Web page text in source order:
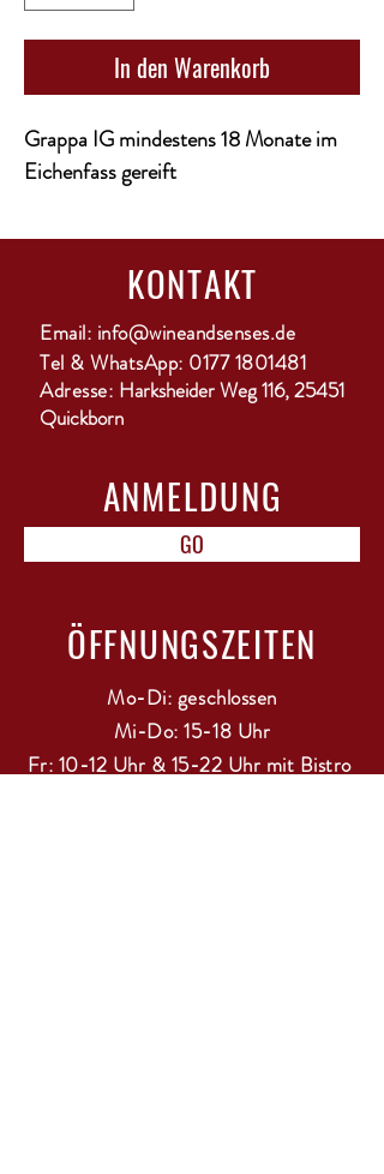
In den Warenkorb
Grappa IG mindestens 18 Monate im
Eichenfass gereift
KONTAKT
Email: info@wineandsenses.de
Tel & WhatsApp: 0177 1801481
Adresse: Harksheider Weg 116, 25451
Quickborn
ANMELDUNG
GO
ÖFFNUNGSZEITEN
Mo-Di: geschlossen
Mi-Do: 15-18 Uhr
Fr: 10-12 Uhr & 15-22 Uhr mit Bistro